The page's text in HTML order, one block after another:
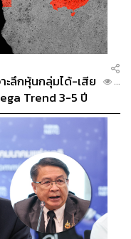
95
ประภา
สต์ และบรรณาธิการ ผู้
เต้นของกีฬาและความ
งสือเงียบๆ
ะลึกหุ้นกลุ่มได้-เสีย
Trend 3-5 ปี
...